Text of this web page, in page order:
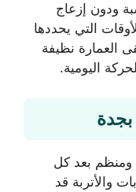
ودون إزعاج
التي يحددها
العمارة نظيفة
اليومية.
ومنظم بعد كل
والأتربة قد